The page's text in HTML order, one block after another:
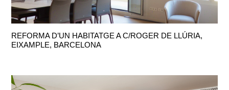
REFORMA D’UN HABITATGE A C/ROGER DE LLÚRIA,
EIXAMPLE, BARCELONA